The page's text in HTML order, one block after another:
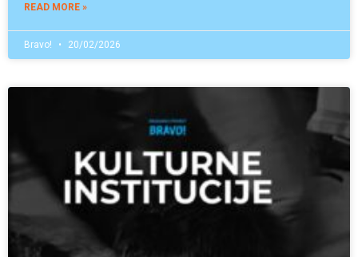
READ MORE »
Bravo! 20/02/2026